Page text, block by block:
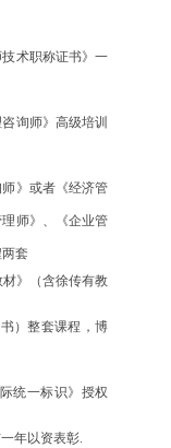
术职称证书》一
询师》高级培训
师》或者《经济管
师》、《企业管
套
材》（含徐传有教
）整套课程，博
统一标识》授权
年以资表彰.